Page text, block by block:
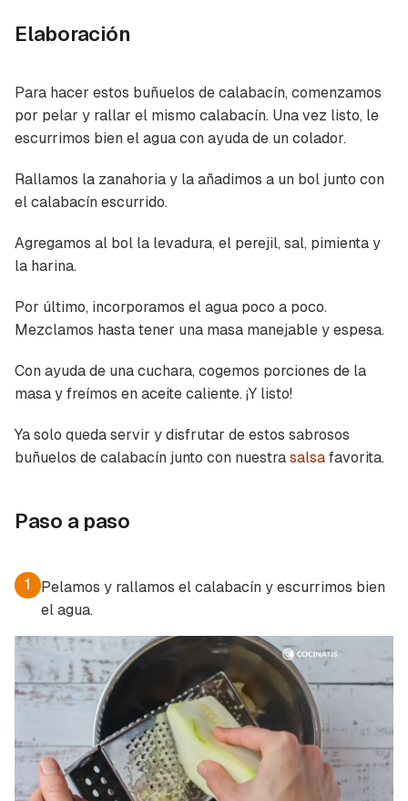
Elaboración
Para hacer estos buñuelos de calabacín, comenzamos
por pelar y rallar el mismo calabacín. Una vez listo, le
escurrimos bien el agua con ayuda de un colador.
Rallamos la zanahoria y la añadimos a un bol junto con
el calabacín escurrido.
Agregamos al bol la levadura, el perejil, sal, pimienta y
la harina.
Por último, incorporamos el agua poco a poco.
Mezclamos hasta tener una masa manejable y espesa.
Con ayuda de una cuchara, cogemos porciones de la
masa y freímos en aceite caliente. ¡Y listo!
Ya solo queda servir y disfrutar de estos sabrosos
buñuelos de calabacín junto con nuestrasalsafavorita.
Paso a paso
1
Pelamos y rallamos el calabacín y escurrimos bien
el agua.